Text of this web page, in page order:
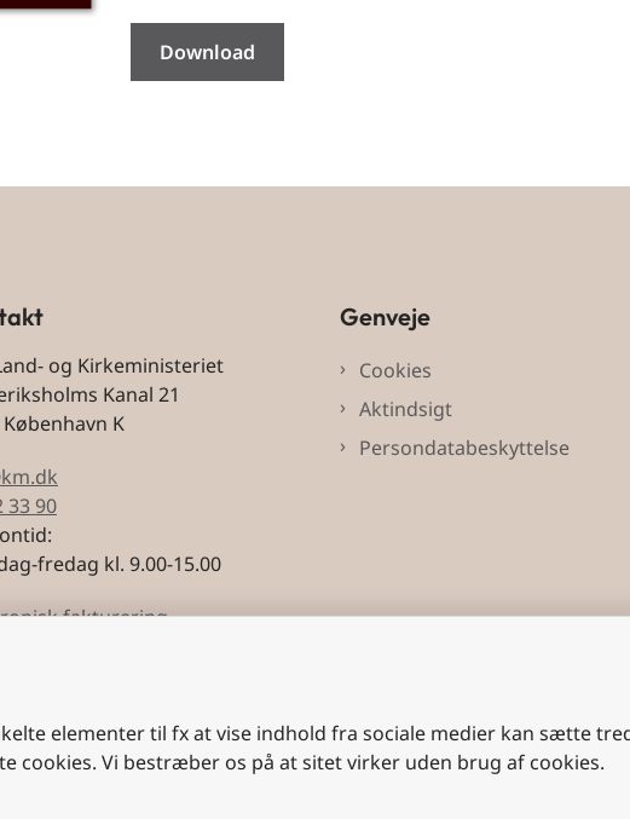
Download
og Kirkeministeriet
Kanal 21
København K
33 90
fredag kl. 9.00-15.00
fakturering
Genveje
Cookies
Aktindsigt
Persondatabeskyttelse
elementer til fx at vise indhold fra sociale medier kan sætte
cookies. Vi bestræber os på at sitet virker uden brug af cookies.